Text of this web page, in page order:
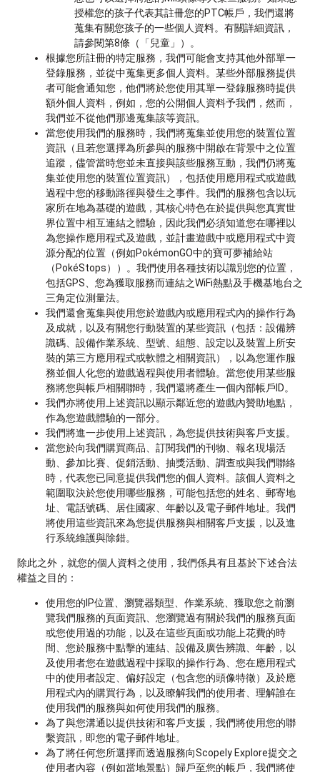
授權您的孩子代表其註冊您的PTC帳戶，我們還將
蒐集有關您孩子的一些個人資料。有關詳細資訊，
請參閱第8條（「兒童」）。
根據您所註冊的特定服務，我們可能會支持其他外部單一
登錄服務，並從中蒐集更多個人資料。某些外部服務提供
者可能會通知您，他們將於您使用其單一登錄服務時提供
額外個人資料，例如，您的公開個人資料予我們，然而，
我們並不從他們那邊蒐集該等資訊。
當您使用我們的服務時，我們將蒐集並使用您的裝置位置
資訊（且若您選擇為所參與的服務中開啟在背景中之位置
追蹤，儘管當時您並未直接與該些服務互動，我們仍將蒐
集並使用您的裝置位置資訊），包括使用應用程式或遊戲
過程中您的移動路徑與發生之事件。我們的服務包含以玩
家所在地為基礎的遊戲，其核心特色在於提供與您真實世
界位置中相互連結之體驗，因此我們必須知道您在哪裡以
為您操作應用程式及遊戲，並計畫遊戲中或應用程式中資
源分配的位置（例如PokémonGO中的寶可夢補給站
（PokéStops））。我們使用各種技術以識別您的位置，
包括GPS、您為獲取服務而連結之WiFi熱點及手機基地台之
三角定位測量法。
我們還會蒐集與使用您於遊戲內或應用程式內的操作行為
及成就，以及有關您行動裝置的某些資訊（包括：設備辨
識碼、設備作業系統、型號、組態、設定以及裝置上所安
裝的第三方應用程式或軟體之相關資訊），以為您運作服
務並個人化您的遊戲過程與使用者體驗。當您使用某些服
務將您與帳戶相關聯時，我們還將產生一個內部帳戶ID。
我們亦將使用上述資訊以顯示鄰近您的遊戲內贊助地點，
作為您遊戲體驗的一部分。
我們將進一步使用上述資訊，為您提供技術與客戶支援。
當您於向我們購買商品、訂閱我們的刊物、報名現場活
動、參加比賽、促銷活動、抽獎活動、調查或與我們聯絡
時，代表您已同意提供我們您的個人資料。該個人資料之
範圍取決於您使用哪些服務，可能包括您的姓名、郵寄地
址、電話號碼、居住國家、年齡以及電子郵件地址。我們
將使用這些資訊來為您提供服務與相關客戶支援，以及進
行系統維護與除錯。
除此之外，就您的個人資料之使用，我們係具有且基於下述合法
權益之目的：
使用您的IP位置、瀏覽器類型、作業系統、獲取您之前瀏
覽我們服務的頁面資訊、您瀏覽過有關於我們的服務頁面
或您使用過的功能，以及在這些頁面或功能上花費的時
間、您於服務中點擊的連結、設備及廣告辨識、年齡，以
及使用者您在遊戲過程中採取的操作行為、您在應用程式
中的使用者設定、偏好設定（包含您的頭像特徵）及於應
用程式內的購買行為，以及瞭解我們的使用者、理解誰在
使用我們的服務與如何使用我們的服務。
為了與您溝通以提供技術和客戶支援，我們將使用您的聯
繫資訊，即您的電子郵件地址。
為了將任何您所選擇而透過服務向Scopely Explore提交之
使用者內容（例如當地景點）歸戶至您的帳戶，我們將使